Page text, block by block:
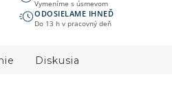
Vymeníme s úsmevom
ODOSIELAME IHNEĎ
Do 13 h v pracovný deň
Diskusia